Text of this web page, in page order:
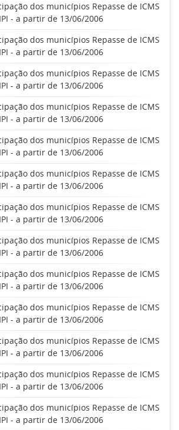
dos municípios Repasse de ICMS
- a partir de 13/06/2006
dos municípios Repasse de ICMS
- a partir de 13/06/2006
dos municípios Repasse de ICMS
- a partir de 13/06/2006
dos municípios Repasse de ICMS
- a partir de 13/06/2006
dos municípios Repasse de ICMS
- a partir de 13/06/2006
dos municípios Repasse de ICMS
- a partir de 13/06/2006
dos municípios Repasse de ICMS
- a partir de 13/06/2006
dos municípios Repasse de ICMS
- a partir de 13/06/2006
dos municípios Repasse de ICMS
- a partir de 13/06/2006
dos municípios Repasse de ICMS
- a partir de 13/06/2006
dos municípios Repasse de ICMS
- a partir de 13/06/2006
dos municípios Repasse de ICMS
- a partir de 13/06/2006
dos municípios Repasse de ICMS
- a partir de 13/06/2006